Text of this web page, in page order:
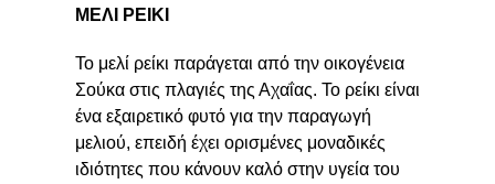
Μ ΕΛΙ ΡΕΙΚΙ
Το μελί ρείκι παράγεται από την οικογένεια
Σούκα στις πλαγιές της Αχαΐας. Το ρείκι είναι
ένα εξαιρετικό φυτό για την παραγωγή
μελιού, επειδή έχει ορισμένες μοναδικές
ιδιότητες που κάνουν καλό στην υγεία του